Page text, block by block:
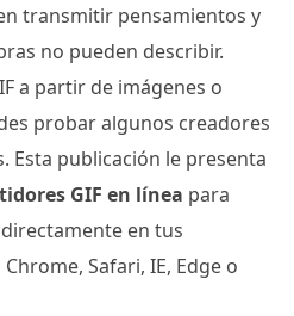
transmitir pensamientos y
no pueden describir.
a partir de imágenes o
probar algunos creadores
Esta publicación le presenta
GIF en línea para
en tus
Safari, IE, Edge o